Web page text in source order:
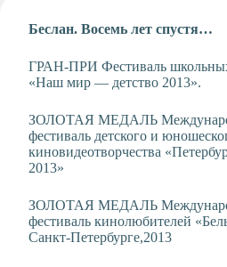
студия
Музыкальное
отделение
Служба
Тьюторская
служба
Беслан. Восемь лет спустя…
ГРАН-ПРИ Фестиваль
«Наш мир — детство 2013».
ЗОЛОТАЯ МЕДАЛЬ
фестиваль детского и
киновидеотворчества
2013»
ЗОЛОТАЯ МЕДАЛЬ
фестиваль кинолюбителей
Санкт-Петербурге,2013